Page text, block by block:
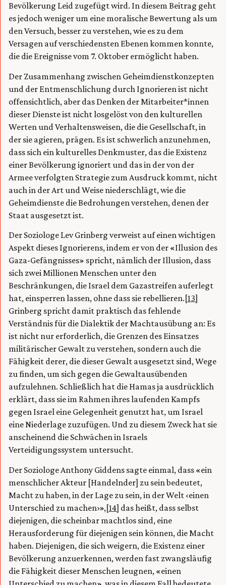
Bevölkerung Leid zugefügt wird. In diesem Beitrag geht
es jedoch weniger um eine moralische Bewertung als um
den Versuch, besser zu verstehen, wie es zu dem
Versagen auf verschiedensten Ebenen kommen konnte,
die die Ereignisse vom 7. Oktober ermöglicht haben.
Der Zusammenhang zwischen Geheimdienstkonzepten
und der Entmenschlichung durch Ignorieren ist nicht
offensichtlich, aber das Denken der Mitarbeiter*innen
dieser Dienste ist nicht losgelöst von den kulturellen
Werten und Verhaltensweisen, die die Gesellschaft, in
der sie agieren, prägen. Es ist schwerlich anzunehmen,
dass sich ein kulturelles Denkmuster, das die Existenz
einer Bevölkerung ignoriert und das in der von der
Armee verfolgten Strategie zum Ausdruck kommt, nicht
auch in der Art und Weise niederschlägt, wie die
Geheimdienste die Bedrohungen verstehen, denen der
Staat ausgesetzt ist.
Der Soziologe Lev Grinberg verweist auf einen wichtigen
Aspekt dieses Ignorierens, indem er von der «Illusion des
Gaza-Gefängnisses» spricht, nämlich der Illusion, dass
sich zwei Millionen Menschen unter den
Beschränkungen, die Israel dem Gazastreifen auferlegt
hat, einsperren lassen, ohne dass sie rebellieren. [13]
Grinberg spricht damit praktisch das fehlende
Verständnis für die Dialektik der Machtausübung an: Es
ist nicht nur erforderlich, die Grenzen des Einsatzes
militärischer Gewalt zu verstehen, sondern auch die
Fähigkeit derer, die dieser Gewalt ausgesetzt sind, Wege
zu finden, um sich gegen die Gewaltausübenden
aufzulehnen. Schließlich hat die Hamas ja ausdrücklich
erklärt, dass sie im Rahmen ihres laufenden Kampfs
gegen Israel eine Gelegenheit genutzt hat, um Israel
eine Niederlage zuzufügen. Und zu diesem Zweck hat sie
anscheinend die Schwächen in Israels
Verteidigungssystem untersucht.
Der Soziologe Anthony Giddens sagte einmal, dass «ein
menschlicher Akteur [Handelnder] zu sein bedeutet,
Macht zu haben, in der Lage zu sein, in der Welt ‹einen
Unterschied zu machen›»,[14] das heißt, dass selbst
diejenigen, die scheinbar machtlos sind, eine
Herausforderung für diejenigen sein können, die Macht
haben. Diejenigen, die sich weigern, die Existenz einer
Bevölkerung anzuerkennen, werden fast zwangsläufig
die Fähigkeit dieser Menschen leugnen, «einen